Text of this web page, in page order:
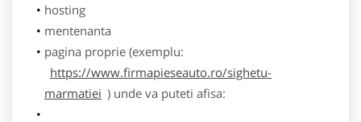
hosting
mentenanta
pagina proprie (exemplu:
https://www.firmapieseauto.ro/sighetu-
marmatiei ) unde va puteti afisa: